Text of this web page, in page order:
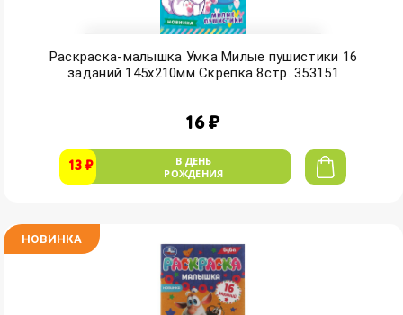
Раскраска-малышка Умка Милые пушистики 16
заданий 145х210мм Скрепка 8стр. 353151
16 ₽
13 ₽
В ДЕНЬ
РОЖДЕНИЯ
НОВИНКА